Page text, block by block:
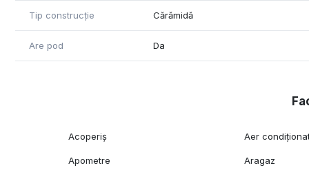
Tip construcție Cărămidă
Are pod Da
Acoperiș Aer
Apometre Aragaz